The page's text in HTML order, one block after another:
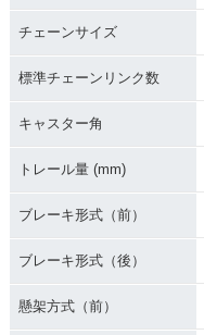
チェーンサイズ
標準チェーンリンク数
キャスター角
トレール量 (mm)
ブレーキ形式（前）
ブレーキ形式（後）
懸架方式（前）